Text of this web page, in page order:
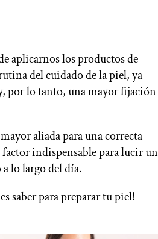
aplicarnos los productos de
del cuidado de la piel, ya
por lo tanto, una mayor fijación
aliada para una correcta
indispensable para lucir un
lo largo del día.
saber para preparar tu piel!